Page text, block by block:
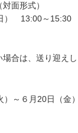
面形式）
13:00～15:30
合は、送り迎えし
）～６月20日（金）